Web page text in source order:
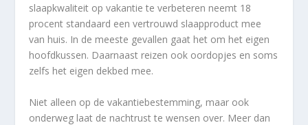
slaapkwaliteit op vakantie te verbeteren neemt 18
procent standaard een vertrouwd slaapproduct mee
van huis. In de meeste gevallen gaat het om het eigen
hoofdkussen. Daarnaast reizen ook oordopjes en soms
zelfs het eigen dekbed mee.
Niet alleen op de vakantiebestemming, maar ook
onderweg laat de nachtrust te wensen over. Meer dan